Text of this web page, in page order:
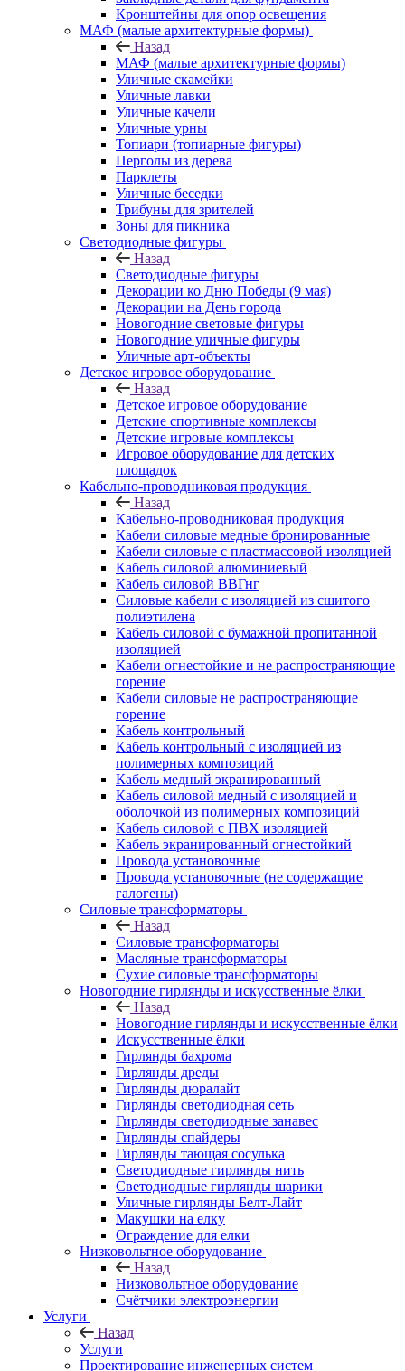
Кронштейны для опор освещения
МАФ (малые архитектурные формы)
Назад
МАФ (малые архитектурные формы)
Уличные скамейки
Уличные лавки
Уличные качели
Уличные урны
Топиари (топиарные фигуры)
Перголы из дерева
Парклеты
Уличные беседки
Трибуны для зрителей
Зоны для пикника
Светодиодные фигуры
Назад
Светодиодные фигуры
Декорации ко Дню Победы (9 мая)
Декорации на День города
Новогодние световые фигуры
Новогодние уличные фигуры
Уличные арт-объекты
Детское игровое оборудование
Назад
Детское игровое оборудование
Детские спортивные комплексы
Детские игровые комплексы
Игровое оборудование для детских
площадок
Кабельно-проводниковая продукция
Назад
Кабельно-проводниковая продукция
Кабели силовые медные бронированные
Кабели силовые с пластмассовой изоляцией
Кабель силовой алюминиевый
Кабель силовой ВВГнг
Силовые кабели с изоляцией из сшитого
полиэтилена
Кабель силовой с бумажной пропитанной
изоляцией
Кабели огнестойкие и не распространяющие
горение
Кабели силовые не распространяющие
горение
Кабель контрольный
Кабель контрольный с изоляцией из
полимерных композиций
Кабель медный экранированный
Кабель силовой медный с изоляцией и
оболочкой из полимерных композиций
Кабель силовой с ПВХ изоляцией
Кабель экранированный огнестойкий
Провода установочные
Провода установочные (не содержащие
галогены)
Силовые трансформаторы
Назад
Силовые трансформаторы
Масляные трансформаторы
Сухие силовые трансформаторы
Новогодние гирлянды и искусственные ёлки
Назад
Новогодние гирлянды и искусственные ёлки
Искусственные ёлки
Гирлянды бахрома
Гирлянды дреды
Гирлянды дюралайт
Гирлянды светодиодная сеть
Гирлянды светодиодные занавес
Гирлянды спайдеры
Гирлянды тающая сосулька
Светодиодные гирлянды нить
Светодиодные гирлянды шарики
Уличные гирлянды Белт-Лайт
Макушки на елку
Ограждение для елки
Низковольтное оборудование
Назад
Низковольтное оборудование
Счётчики электроэнергии
Услуги
Назад
Услуги
Проектирование инженерных систем